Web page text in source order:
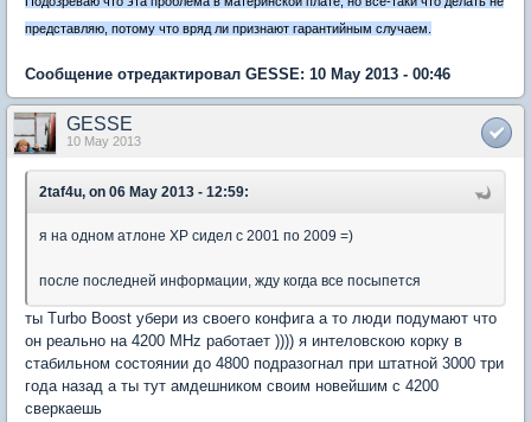
представляю, потому что вряд ли признают гарантийным случаем.
Сообщение отредактировал GESSE: 10 May 2013 - 00:46
GESSE
10 May 2013
2taf4u, on 06 May 2013 - 12:59:
я на одном атлоне ХР сидел с 2001 по 2009 =)
после последней информации, жду когда все посыпется
ты Turbo Boost убери из своего конфига а то люди подумают что
он реально на 4200 MHz работает )))) я интеловскою корку в
стабильном состоянии до 4800 подразогнал при штатной 3000 три
года назад а ты тут амдешником своим новейшим с 4200
сверкаешь